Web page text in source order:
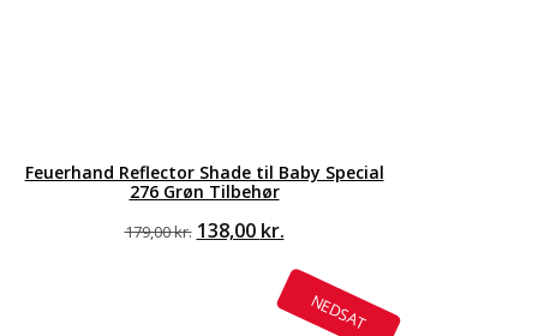
Feuerhand Reflector Shade til Baby Special
276 Grøn Tilbehør
179,00kr. Den
179,00 kr..
138,00 kr.Den
pris
er:
138,00 kr..
NEDSAT